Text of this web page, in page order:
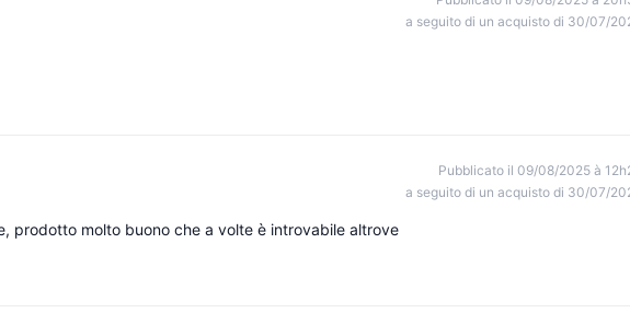
a seguito di un acquisto di 30/07/
Pubblicato il 09/08/2025 à
a seguito di un acquisto di 30/07/
prodotto molto buono che a volte è introvabile altrove